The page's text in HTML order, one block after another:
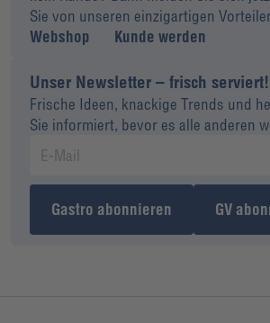
Sie von unseren einzigartigen
Webshop
Kunde werden
Unser Newsletter – frisch serviert!
Frische Ideen, knackige Trends und
Sie informiert, bevor es alle anderen
Gastro abonnieren GV